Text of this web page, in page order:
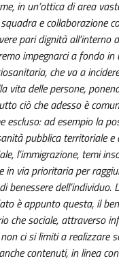
in un’ottica di area
e collaborazione
pari dignità all’interno
impegnarci a fondo
che va a
vita delle persone,
ciò che adesso è
escluso: ad esempio la
pubblica territoriale e
l’immigrazione, temi
via prioritaria per
benessere dell’individuo.
è appunto questa, il
che sociale, attraverso
ci si limiti a realizzare
contenuti, in linea